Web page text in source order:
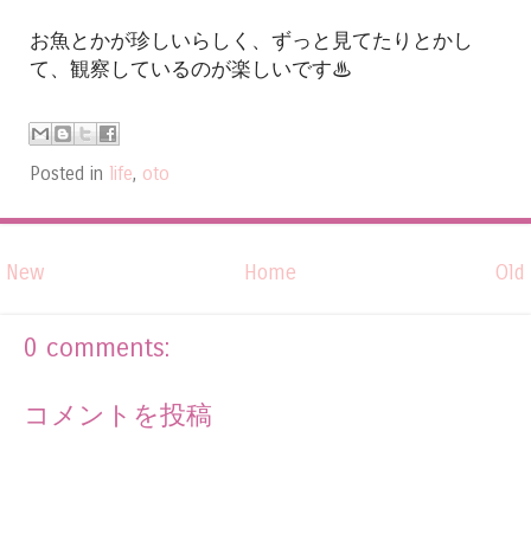
お魚とかが珍しいらしく、ずっと見てたりとかし
て、観察しているのが楽しいです♨
Posted in life, oto
New Old
Home
0 comments:
コメントを投稿